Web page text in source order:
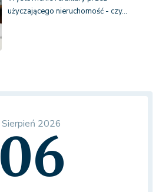
użyczającego nieruchomość - czy…
Sierpień 2026
06